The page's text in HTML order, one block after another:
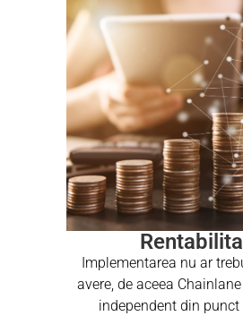
Implementarea nu ar
avere, de aceea
independent din punct